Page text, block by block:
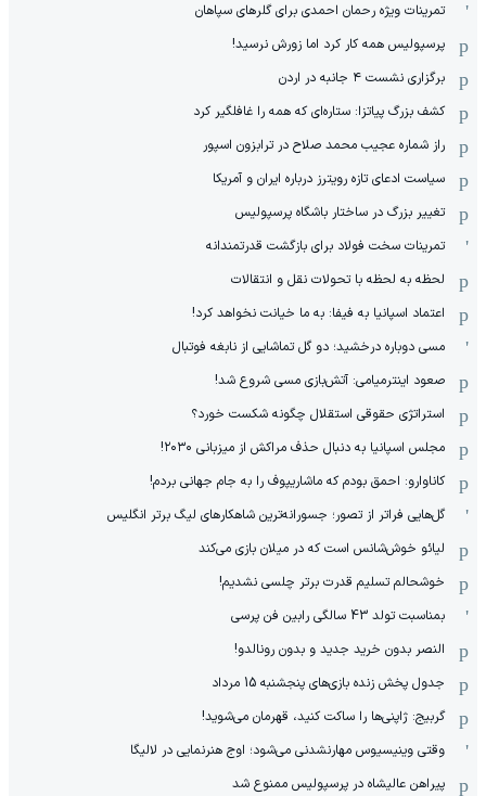
تمرینات ویژه رحمان احمدی برای گلرهای سپاهان
پرسپولیس همه کار کرد اما زورش نرسید!
برگزاری نشست ۴ جانبه در اردن
کشف بزرگ پیاتزا: ستاره‌ای که همه را غافلگیر کرد
راز شماره عجیب محمد صلاح در ترابزون اسپور
سیاست ادعای تازه رویترز درباره ایران و آمریکا
تغییر بزرگ در ساختار باشگاه پرسپولیس
تمرینات سخت فولاد برای بازگشت قدرتمندانه
لحظه به لحظه با تحولات نقل و انتقالات
اعتماد اسپانیا به فیفا: به ما خیانت نخواهد کرد!
مسی دوباره درخشید؛ دو گل تماشایی از نابغه فوتبال
صعود اینترمیامی: آتش‌بازی مسی شروع شد!
استراتژی حقوقی استقلال چگونه شکست خورد؟
مجلس اسپانیا به دنبال حذف مراکش از میزبانی ۲۰۳۰!
کاناوارو: احمق بودم که ماشاریپوف را به جام جهانی بردم!
گل‌هایی فراتر از تصور؛ جسورانه‌ترین شاهکارهای لیگ برتر انگلیس
لیائو خوش‌شانس است که در میلان بازی می‌کند
خوشحالم تسلیم قدرت برتر چلسی نشدیم!
بمناسبت تولد 43 سالگی رابین فن پرسی
النصر بدون خرید جدید و بدون رونالدو!
جدول پخش زنده بازی‌های پنجشنبه 15 مرداد
گربیج: ژاپنی‌ها را ساکت کنید، قهرمان می‌شوید!
وقتی وینیسیوس مهارنشدنی می‌شود؛ اوج هنرنمایی در لالیگا
پیراهن عالیشاه در پرسپولیس ممنوع شد